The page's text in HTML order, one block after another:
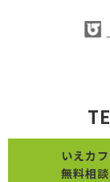
いえカ
無料相